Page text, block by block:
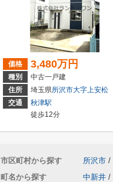
価格 3,480万円
種別
中古一戸建
住所
埼玉県所沢市大字上安松
交通
秋津駅
徒歩12分
市区町村から探す 所沢市 /
町名から探す
中新井 /